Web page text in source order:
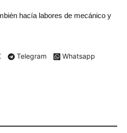
hacía labores de mecánico y
Telegram Whatsapp